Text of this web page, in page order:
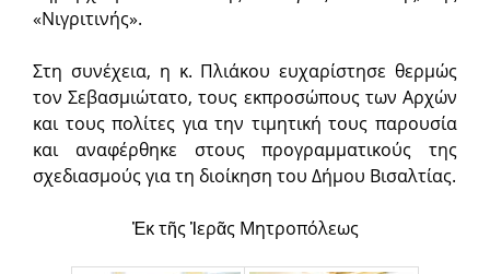
«Νιγριτινής».
Στη συνέχεια, η κ. Πλιάκου ευχαρίστησε θερμώς
τον Σεβασμιώτατο, τους εκπροσώπους των Αρχών
και τους πολίτες για την τιμητική τους παρουσία
και αναφέρθηκε στους προγραμματικούς της
σχεδιασμούς για τη διοίκηση του Δήμου Βισαλτίας.
Ἐκ τῆς Ἱερᾶς Μητροπόλεως